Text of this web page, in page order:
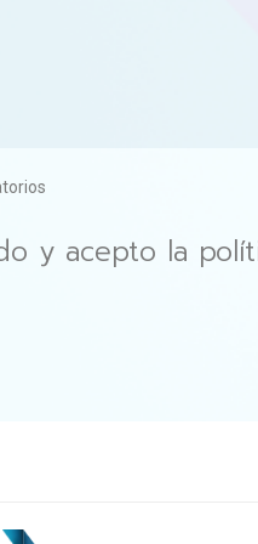
y acepto la